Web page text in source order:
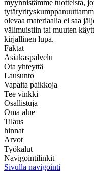
myynnistämme tuotteista,
olevaa materiaalia ei saa
välimuistiin tai muuten
kirjallinen lupa.
Faktat
Asiakaspalvelu
Ota yhteyttä
Lausunto
Vapaita paikkoja
Tee vinkki
Osallistuja
Oma alue
Tilaus
hinnat
Arvot
Työkalut
Navigointilinkit
Sivulla navigointi